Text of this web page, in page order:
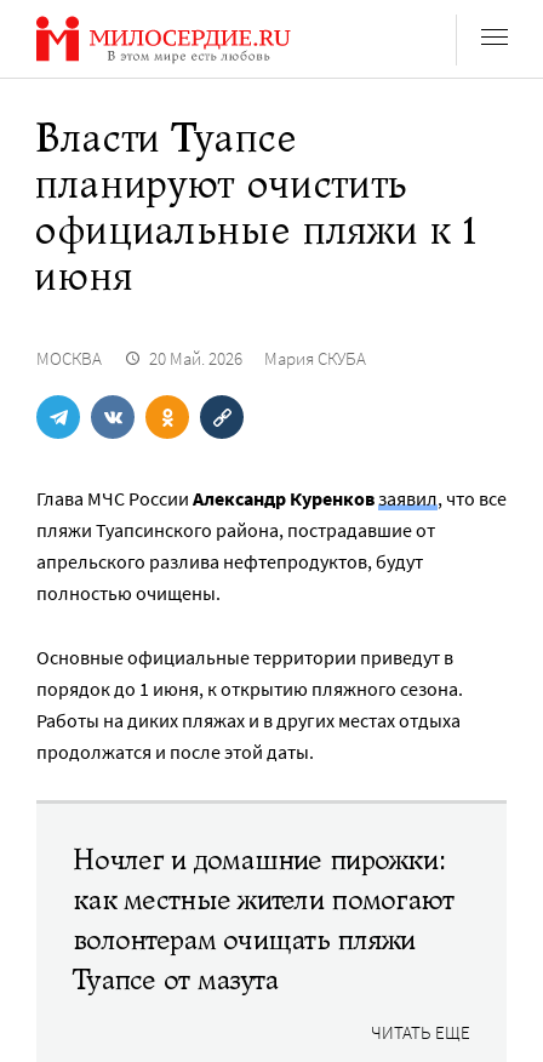
Перейти
содержанию
Власти Туапсе
планируют очистить
официальные пляжи к 1
июня
МОСКВА 20 Май. 2026 Мария СКУБА
Глава МЧС России Александр Куренковзаявил, что все
пляжи Туапсинского района, пострадавшие от
апрельского разлива нефтепродуктов, будут
полностью очищены.
Основные официальные территории приведут в
порядок до 1 июня, к открытию пляжного сезона.
Работы на диких пляжах и в других местах отдыха
продолжатся и после этой даты.
Ночлег и домашние пирожки:
как местные жители помогают
волонтерам очищать пляжи
Туапсе от мазута
ЧИТАТЬ ЕЩЕ